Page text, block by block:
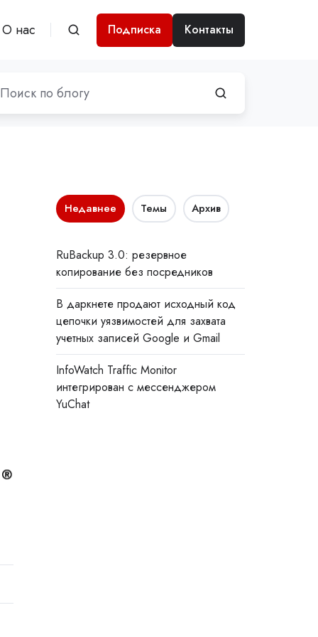
О нас Подписка Контакты
Недавнее Темы Архив
RuBackup 3.0: резервное
копирование без посредников
В даркнете продают исходный код
цепочки уязвимостей для захвата
учетных записей Google и Gmail
InfoWatch Traffic Monitor
интегрирован с мессенджером
YuChat